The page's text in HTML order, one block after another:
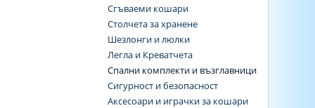
Сгъваеми кошари
Столчета за хранене
Шезлонги и люлки
Легла и Креватчета
Спални комплекти и възглавници
Сигурност и безопасност
Аксесоари и играчки за кошари